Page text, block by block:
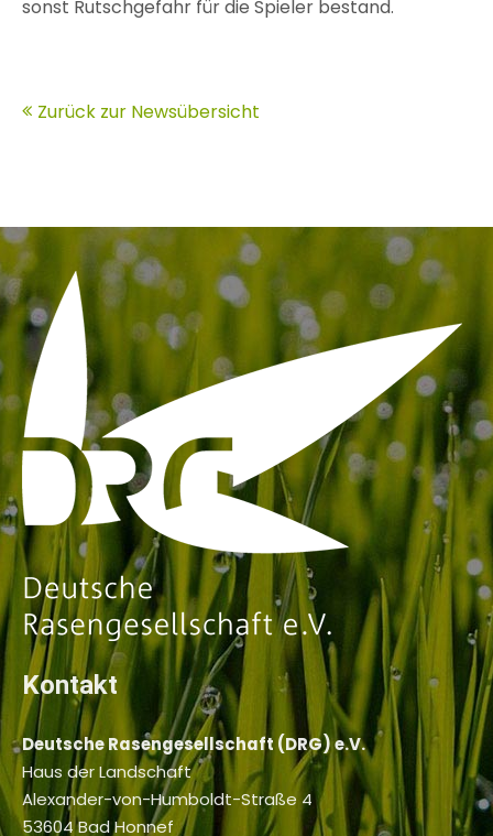
sonst Rutschgefahr für die Spieler bestand.
Zurück zur Newsübersicht
Kontakt
Deutsche Rasengesellschaft (DRG) e.V.
Haus der Landschaft
Alexander-von-Humboldt-Straße 4
53604 Bad Honnef